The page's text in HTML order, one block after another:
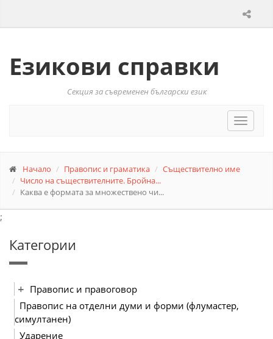
Езикови справки
Секция за съвременен български език
Toggle
Начало Правопис и граматика
Съществително име
Число на съществителните. Бройна...
Каква е формата за множествено чи...
;
Категории
Правопис и правоговор
Правопис на отделни думи и форми (флумастер,
симултанен)
Ударение